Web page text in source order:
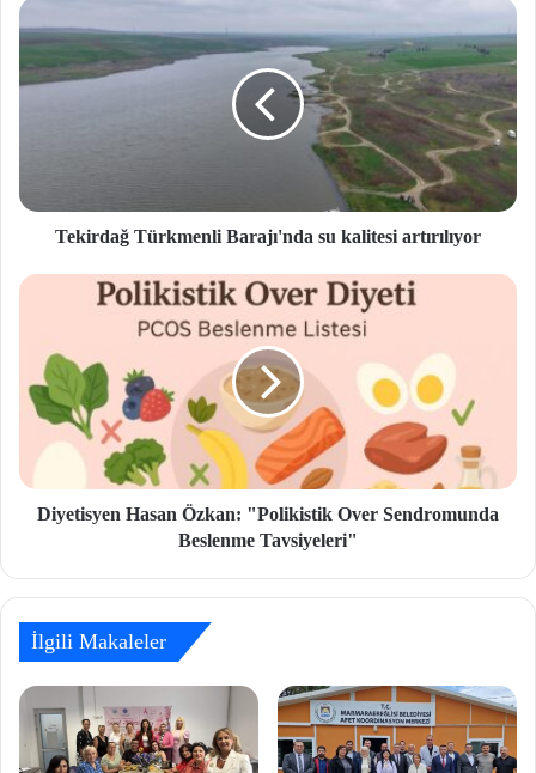
Tekirdağ Türkmenli Barajı'nda su kalitesi artırılıyor
Diyetisyen Hasan Özkan: "Polikistik Over Sendromunda
Beslenme Tavsiyeleri"
İlgili Makaleler